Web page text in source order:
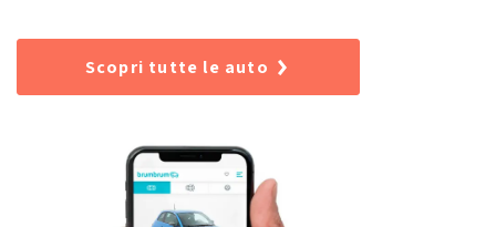
Scopri tutte le auto